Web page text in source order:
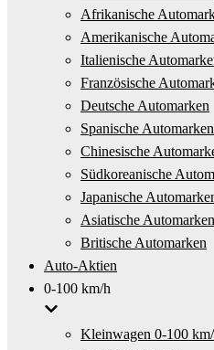
Afrikanische
Amerikanische
Italienische
Französische
Deutsche Automarken
Spanische Automarken
Chinesische
Südkoreanische
Japanische
Asiatische Automarken
Britische Automarken
Auto-Aktien
0-100 km/h
Kleinwagen 0-100